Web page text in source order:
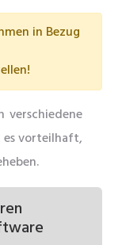
in Bezug
verschiedene
es vorteilhaft,